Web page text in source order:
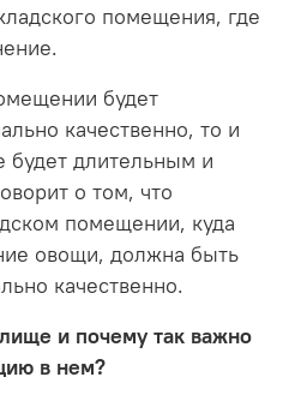
помещения, где
будет
качественно, то и
длительным и
о том, что
помещении, куда
овощи, должна быть
качественно.
и почему так важно
в нем?